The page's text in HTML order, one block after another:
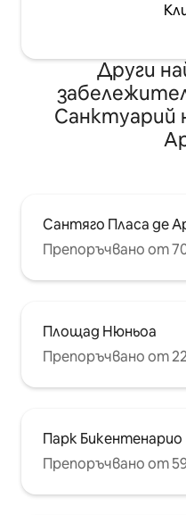
Други
Санктуарий
Сантяго Пласа де
Препоръчвано от
Площад Нюньоа
Препоръчвано от
Парк Бикентенарио
Препоръчвано от